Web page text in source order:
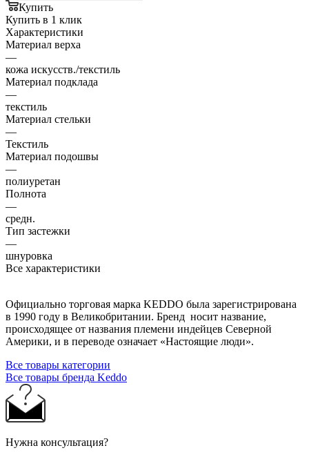
Купить
Купить в 1 клик
Характеристики
Материал верха
—
кожа искусств./текстиль
Материал подклада
—
текстиль
Материал стельки
—
Текстиль
Материал подошвы
—
полиуретан
Полнота
—
средн.
Тип застежки
—
шнуровка
Все характеристики
Официально торговая марка KEDDO была зарегистрирована
в 1990 году в Великобритании. Бренд носит название,
происходящее от названия племени индейцев Северной
Америки, и в переводе означает «Настоящие люди».
Все товары категории
Все товары бренда Keddo
Нужна консультация?